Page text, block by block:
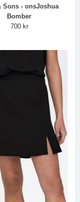
Sons - onsJoshua
Bomber
700 kr